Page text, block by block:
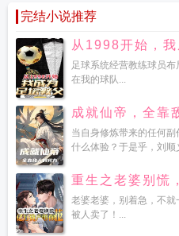
完结小说推荐
从1998开始，
足球系统经营教练球员
在我的球队...
成就仙帝，全靠
当自身修炼带来的任何
什么体验？于是乎，刘
重生之老婆别慌
老婆老婆，别着急，不
被人卖了！...